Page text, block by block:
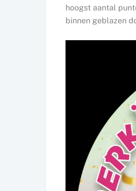
hoogst aantal
binnen geblazen